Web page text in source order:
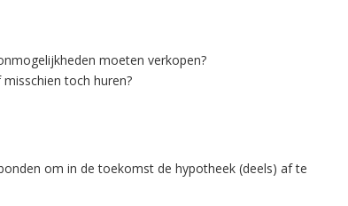
moeten verkopen?
toch huren?
om in de toekomst de hypotheek (deels) af te